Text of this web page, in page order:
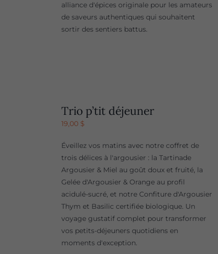
alliance d'épices originale pour les amateurs
de saveurs authentiques qui souhaitent
sortir des sentiers battus.
Trio p’tit déjeuner
19,00 $
Éveillez vos matins avec notre coffret de
trois délices à l'argousier : la Tartinade
Argousier & Miel au goût doux et fruité, la
Gelée d'Argousier & Orange au profil
acidulé-sucré, et notre Confiture d'Argousier
Thym et Basilic certifiée biologique. Un
voyage gustatif complet pour transformer
vos petits-déjeuners quotidiens en
moments d'exception.